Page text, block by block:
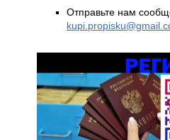
Отправьте нам